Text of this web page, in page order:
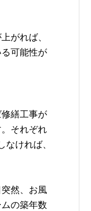
がれば、
可能性が
繕工事が
それぞれ
ければ、
然、お風
の築年数